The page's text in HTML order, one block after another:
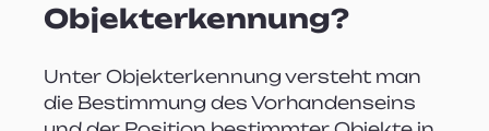
Objekterkennung?
Unter Objekterkennung versteht man
die Bestimmung des Vorhandenseins